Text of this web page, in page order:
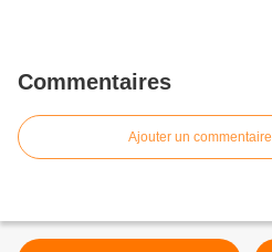
Commentaires
Ajouter un commentaire